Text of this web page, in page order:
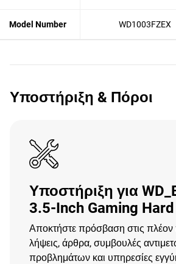
Model Number WD1003FZEX
Υποστήριξη & Πόροι
Υποστήριξη για
3.5-Inch Gaming
Αποκτήστε πρόσβαση στις
λήψεις, άρθρα, συμβουλές
προβλημάτων και υπηρεσίες